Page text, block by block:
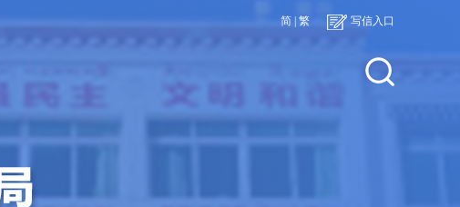
简 繁 写信入口